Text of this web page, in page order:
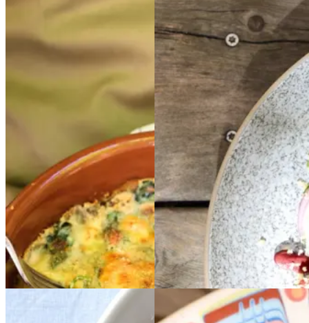
GratineredeGratine
rede
bønner bønner
Gem opskrift
Couscous Couscous
medmed
bønner,bønner,
persillepersille ogog
citroncitron
Gem opskrift
Sommermad